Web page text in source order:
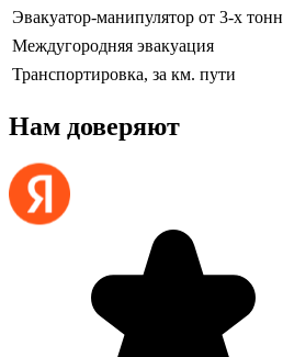
Эвакуатор-манипулятор от 3-х тонн
Междугородняя эвакуация
Транспортировка, за км. пути
Нам доверяют